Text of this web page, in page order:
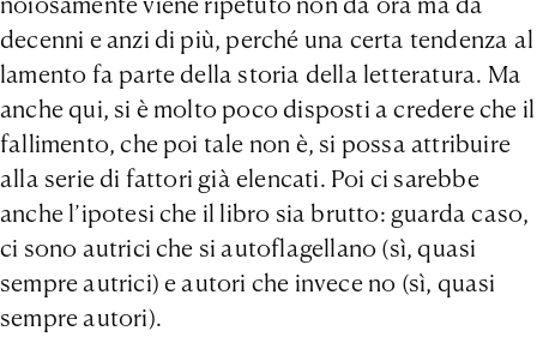
decenni e anzi di più, perché una certa tendenza al
lamento fa parte della storia della letteratura. Ma
anche qui, si è molto poco disposti a credere che il
fallimento, che poi tale non è, si possa attribuire
alla serie di fattori già elencati. Poi ci sarebbe
anche l’ipotesi che il libro sia brutto: guarda caso,
ci sono autrici che si autoflagellano (sì, quasi
sempre autrici) e autori che invece no (sì, quasi
sempre autori).